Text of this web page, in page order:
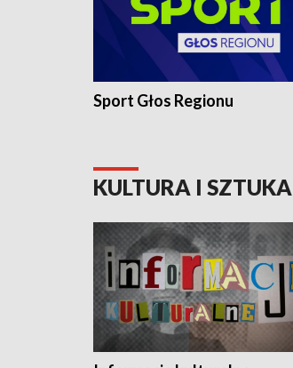
Sport Głos Regionu
KULTURA I SZTUKA